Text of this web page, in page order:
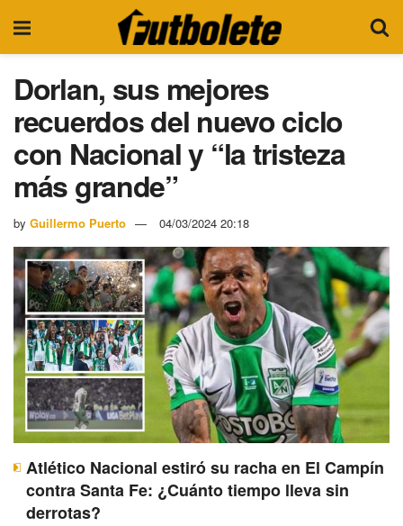
Dorlan, sus mejores
recuerdos del nuevo ciclo
con Nacional y “la tristeza
más grande”
by Guillermo Puerto 04/03/2024 20:18
Atlético Nacional estiró su racha en El Campín
contra Santa Fe: ¿Cuánto tiempo lleva sin
derrotas?